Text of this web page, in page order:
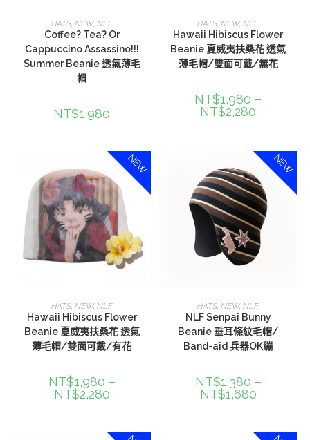
選擇規格
HATS, NEW, NLF
Coffee? Tea? Or
Cappuccino Assassino!!!
Summer Beanie 透氣薄毛
帽
NT$1,980
選擇規格
HATS ,NEW,NLF
Hawaii Hibiscus Flower
Beanie 夏威夷扶桑花 透氣
薄毛帽/雙面可戴/無花
NT$1,980 –
NT$2,280
NEW
選擇規格
HATS, NEW, NLF
Hawaii Hibiscus Flower
Beanie 夏威夷扶桑花 透氣
薄毛帽/雙面可戴/有花
NT$1,980 –
NT$2,280
NEW
選擇規格
HATS,NEW,NLF
NLF Senpai Bunny
Beanie 垂耳條紋毛帽/
Band-aid 兵器OK繃
NT$1,380 –
NT$1,680